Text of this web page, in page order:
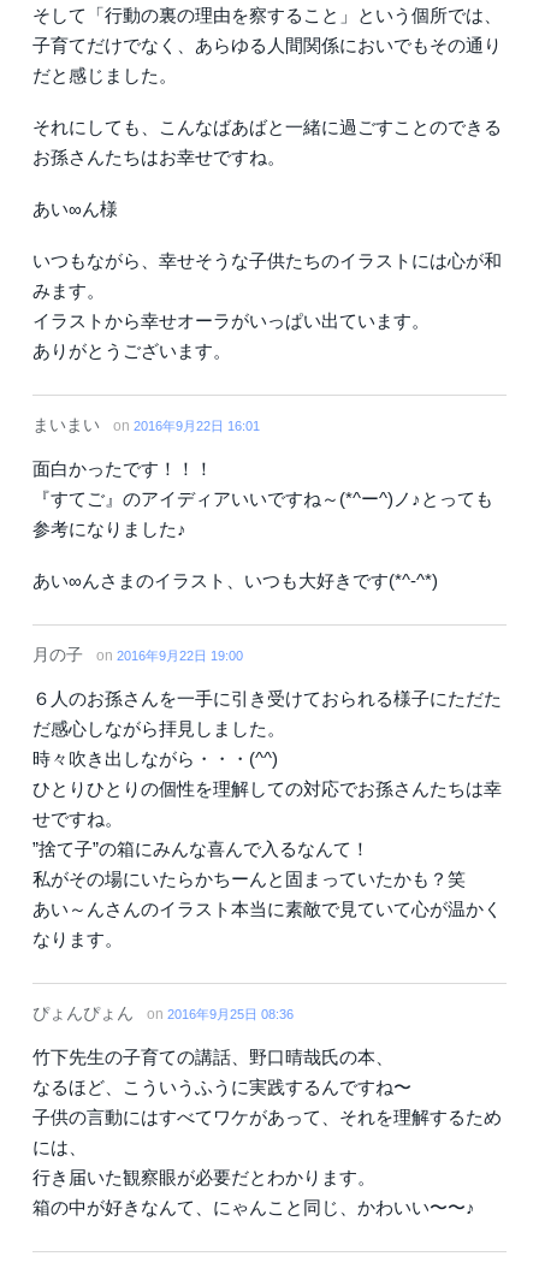
そして「行動の裏の理由を察すること」という個所では、
子育てだけでなく、あらゆる人間関係においでもその通り
だと感じました。
それにしても、こんなばあばと一緒に過ごすことのできる
お孫さんたちはお幸せですね。
あい∞ん様
いつもながら、幸せそうな子供たちのイラストには心が和
みます。
イラストから幸せオーラがいっぱい出ています。
ありがとうございます。
まいまい on 2016年9月22日 16:01
面白かったです！！！
『すてご』のアイディアいいですね～(*^ー^)ノ♪とっても
参考になりました♪
あい∞んさまのイラスト、いつも大好きです(*^-^*)
月の子 on 2016年9月22日 19:00
６人のお孫さんを一手に引き受けておられる様子にただた
だ感心しながら拝見しました。
時々吹き出しながら・・・(^^)
ひとりひとりの個性を理解しての対応でお孫さんたちは幸
せですね。
”捨て子”の箱にみんな喜んで入るなんて！
私がその場にいたらかちーんと固まっていたかも？笑
あい～んさんのイラスト本当に素敵で見ていて心が温かく
なります。
ぴょんぴょん on 2016年9月25日 08:36
竹下先生の子育ての講話、野口晴哉氏の本、
なるほど、こういうふうに実践するんですね〜
子供の言動にはすべてワケがあって、それを理解するため
には、
行き届いた観察眼が必要だとわかります。
箱の中が好きなんて、にゃんこと同じ、かわいい〜〜♪